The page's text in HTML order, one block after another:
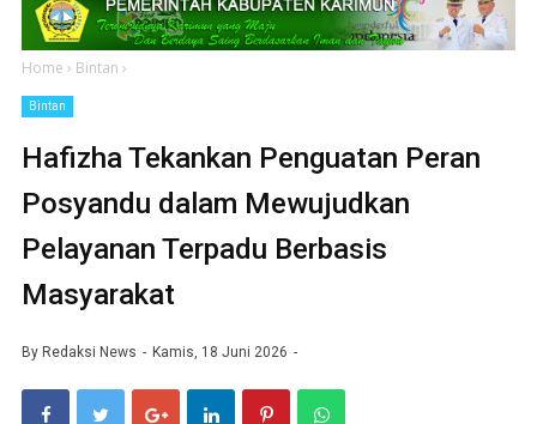
Home › Bintan ›
Bintan
Hafizha Tekankan Penguatan Peran
Posyandu dalam Mewujudkan
Pelayanan Terpadu Berbasis
Masyarakat
By Redaksi News Kamis, 18 Juni 2026